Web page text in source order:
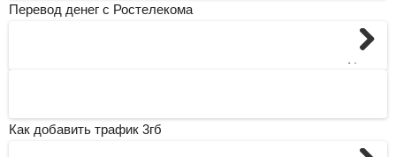
Перевод денег с Ростелекома
Next
Как добавить трафик 3гб